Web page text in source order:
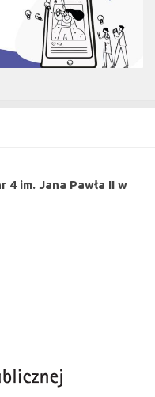
4 im. Jana Pawła II w